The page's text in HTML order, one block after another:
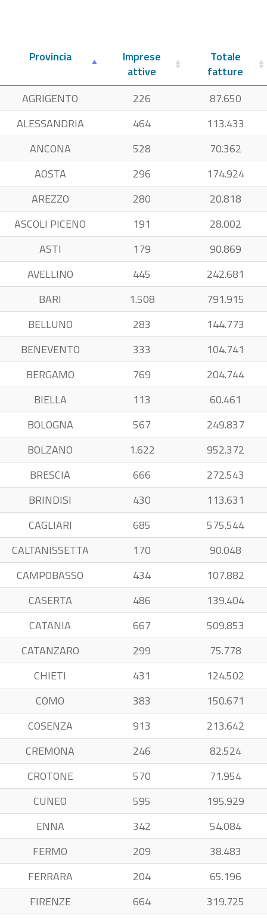
Provincia
Imprese
attive
Totale
fatture
AGRIGENTO
226
87.650
ALESSANDRIA
464
113.433
ANCONA
528
70.362
AOSTA
296
174.924
AREZZO
280
20.818
ASCOLI PICENO
191
28.002
ASTI
179
90.869
AVELLINO
445
242.681
BARI
1.508
791.915
BELLUNO
283
144.773
BENEVENTO
333
104.741
BERGAMO
769
204.744
BIELLA
113
60.461
BOLOGNA
567
249.837
BOLZANO
1.622
952.372
BRESCIA
666
272.543
BRINDISI
430
113.631
CAGLIARI
685
575.544
CALTANISSETTA
170
90.048
CAMPOBASSO
434
107.882
CASERTA
486
139.404
CATANIA
667
509.853
CATANZARO
299
75.778
CHIETI
431
124.502
COMO
383
150.671
COSENZA
913
213.642
CREMONA
246
82.524
CROTONE
570
71.954
CUNEO
595
195.929
ENNA
342
54.084
FERMO
209
38.483
FERRARA
204
65.196
FIRENZE
664
319.725